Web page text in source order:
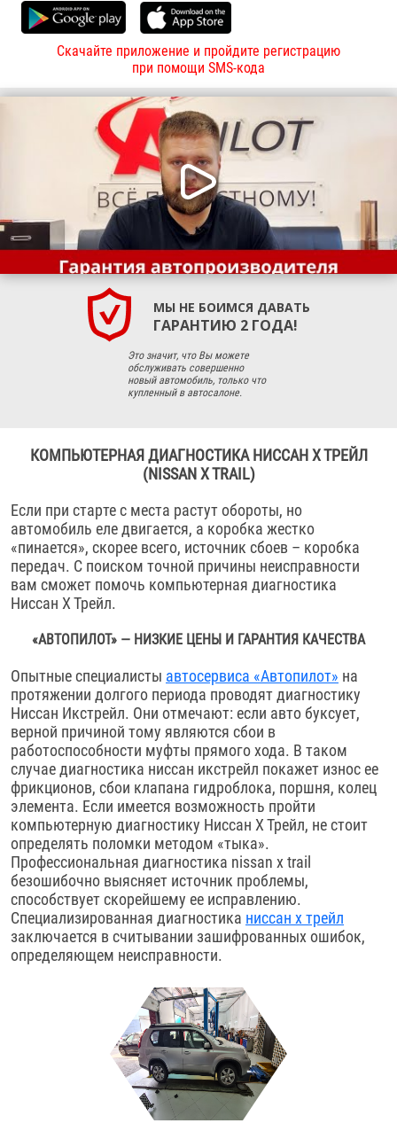
Скачайте приложение и пройдите регистрацию
при помощи SMS-кода
МЫ НЕ БОИМСЯ ДАВАТЬ
ГАРАНТИЮ 2 ГОДА!
Это значит, что Вы можете
обслуживать совершенно
новый автомобиль, только что
купленный в автосалоне.
КОМПЬЮТЕРНАЯ ДИАГНОСТИКА НИССАН Х ТРЕЙЛ
(NISSAN X TRAIL)
Если при старте с места растут обороты, но
автомобиль еле двигается, а коробка жестко
«пинается», скорее всего, источник сбоев – коробка
передач. С поиском точной причины неисправности
вам сможет помочь компьютерная диагностика
Ниссан Х Трейл.
«АВТОПИЛОТ» — НИЗКИЕ ЦЕНЫ И ГАРАНТИЯ КАЧЕСТВА
Опытные специалисты автосервиса «Автопилот» на
протяжении долгого периода проводят диагностику
Ниссан Икстрейл. Они отмечают: если авто буксует,
верной причиной тому являются сбои в
работоспособности муфты прямого хода. В таком
случае диагностика ниссан икстрейл покажет износ ее
фрикционов, сбои клапана гидроблока, поршня, колец
элемента. Если имеется возможность пройти
компьютерную диагностику Ниссан Х Трейл, не стоит
определять поломки методом «тыка».
Профессиональная диагностика nissan x trail
безошибочно выясняет источник проблемы,
способствует скорейшему ее исправлению.
Специализированная диагностика ниссан х трейл
заключается в считывании зашифрованных ошибок,
определяющем неисправности.